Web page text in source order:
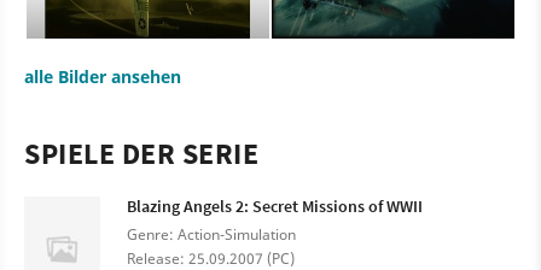
alle Bilder ansehen
SPIELE DER SERIE
Blazing Angels 2: Secret Missions of WWII
Genre: Action-Simulation
Release: 25.09.2007 (PC)